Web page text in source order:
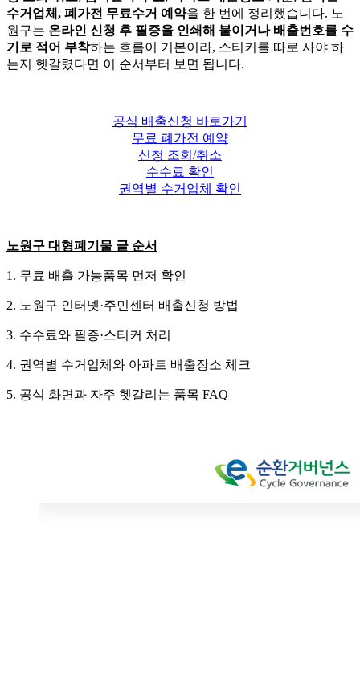
수거업체, 폐가전 무료수거 예약을 한 번에 정리했습니다. 노
원구는 온라인 신청 후 필증을 인쇄해 붙이거나 배출번호를 수
기로 적어 부착하는 흐름이 기본이라, 스티커를 따로 사야 하
는지 헷갈렸다면 이 순서부터 보면 됩니다.
공식 배출신청 바로가기
무료 폐가전 예약
신청 조회/취소
수수료 확인
권역별 수거업체 확인
노원구 대형폐기물 글 순서
1. 무료 배출 가능품목 먼저 확인
2. 노원구 인터넷·주민센터 배출신청 방법
3. 수수료와 필증·스티커 처리
4. 권역별 수거업체와 아파트 배출장소 체크
5. 공식 화면과 자주 헷갈리는 품목 FAQ